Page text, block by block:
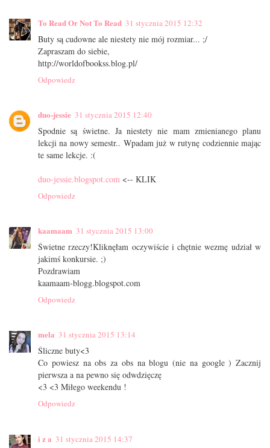
To Read Or Not To Read 31 stycznia 2015 12:32
Buty są cudowne ale niestety nie mój rozmiar... ;/
Zapraszam do siebie,
http://worldofbookss.blog.pl/
Odpowiedz
duo-jessie 31 stycznia 2015 12:40
Spodnie są świetne. Ja niestety nie mam zmienianego planu
lekcji na nowy semestr.. Wpadam już w rutynę codziennie mając
te same lekcje. :(
duo-jessie.blogspot.com <-- KLIK
Odpowiedz
kaamaam 31 stycznia 2015 13:00
Świetne rzeczy!Kliknęłam oczywiście i chętnie wezmę udział w
jakimś konkursie. ;)
Pozdrawiam
kaamaam-blogg.blogspot.com
Odpowiedz
mela 31 stycznia 2015 13:14
Śliczne buty<3
Co powiesz na obs za obs na blogu (nie na google ) Zacznij
pierwsza a na pewno się odwdzięczę
<3 <3 Miłego weekendu !
Odpowiedz
i z a 31 stycznia 2015 14:37